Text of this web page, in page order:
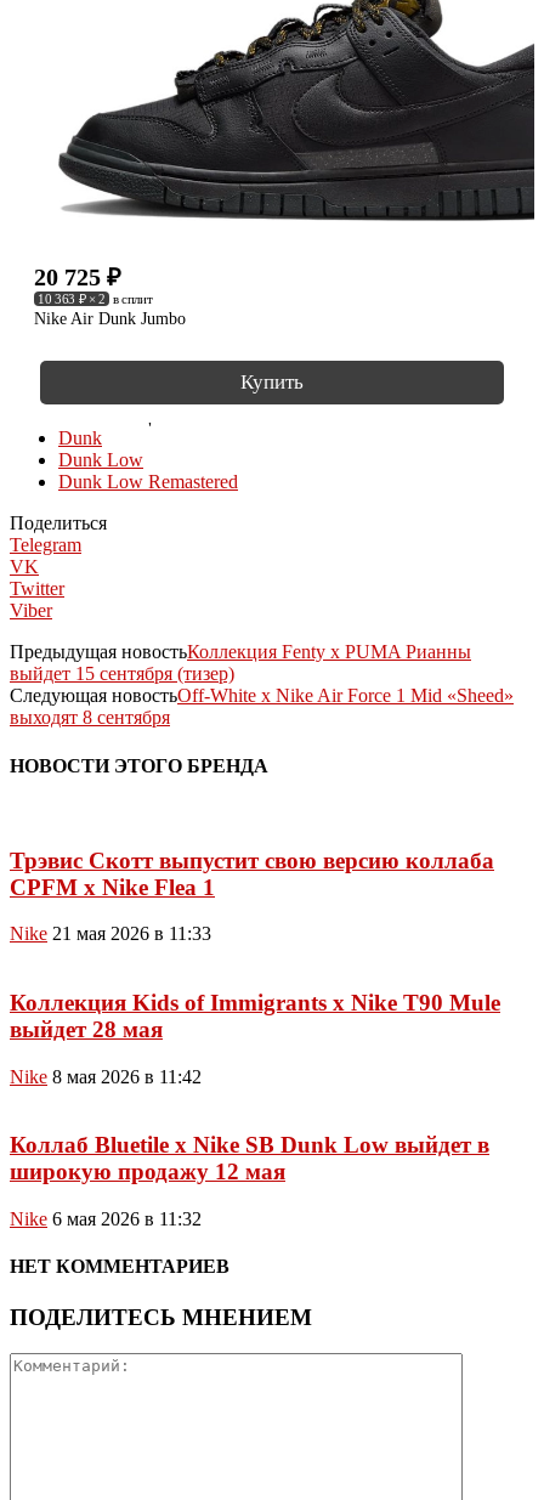
Nike Air Dunk Jumbo
20 725 ₽
10 363 ₽ × 2 в сплит
Купить
Dunk
Dunk Low
Dunk Low Remastered
Поделиться
Telegram
VK
Twitter
Viber
Предыдущая новостьКоллекция Fenty x PUMA Рианны
выйдет 15 сентября (тизер)
Следующая новостьOff-White x Nike Air Force 1 Mid «Sheed»
выходят 8 сентября
НОВОСТИ ЭТОГО БРЕНДА
Трэвис Скотт выпустит свою версию коллаба
CPFM x Nike Flea 1
Nike 21 мая 2026 в 11:33
Коллекция Kids of Immigrants x Nike T90 Mule
выйдет 28 мая
Nike 8 мая 2026 в 11:42
Коллаб Bluetile x Nike SB Dunk Low выйдет в
широкую продажу 12 мая
Nike 6 мая 2026 в 11:32
НЕТ КОММЕНТАРИЕВ
ПОДЕЛИТЕСЬ МНЕНИЕМ